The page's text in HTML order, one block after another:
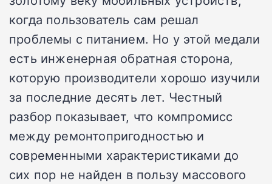
когда пользователь сам решал
проблемы с питанием. Но у этой медали
есть инженерная обратная сторона,
которую производители хорошо изучили
за последние десять лет. Честный
разбор показывает, что компромисс
между ремонтопригодностью и
современными характеристиками до
сих пор не найден в пользу массового